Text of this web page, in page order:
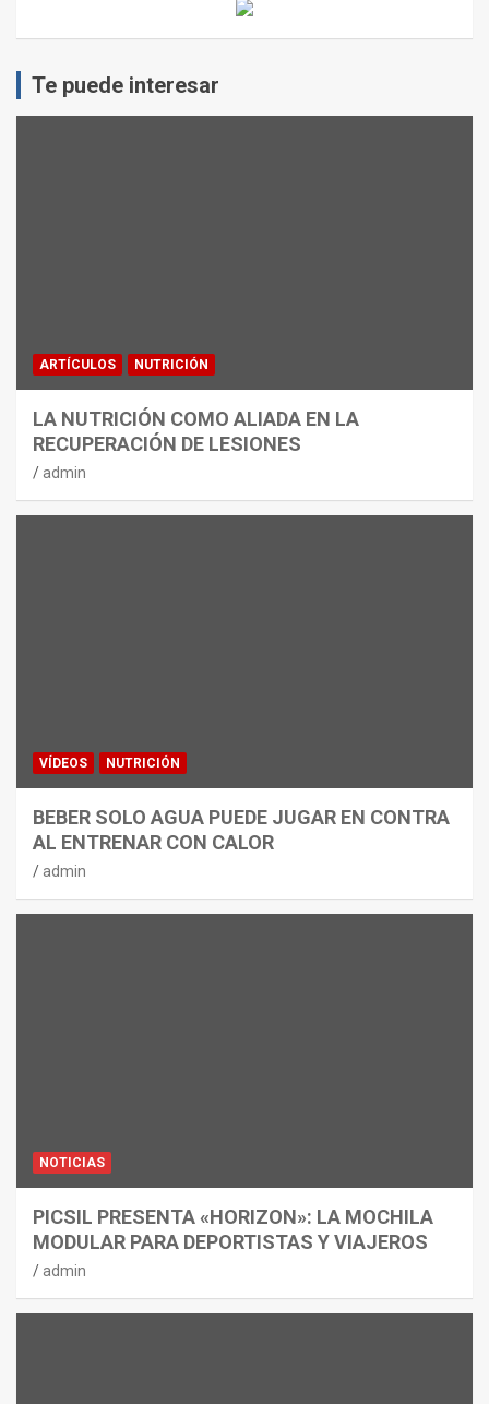
Te puede interesar
ARTÍCULOS NUTRICIÓN
LA NUTRICIÓN COMO ALIADA EN LA
RECUPERACIÓN DE LESIONES
admin
VÍDEOS NUTRICIÓN
BEBER SOLO AGUA PUEDE JUGAR EN CONTRA
AL ENTRENAR CON CALOR
admin
NOTICIAS
PICSIL PRESENTA «HORIZON»: LA MOCHILA
MODULAR PARA DEPORTISTAS Y VIAJEROS
admin